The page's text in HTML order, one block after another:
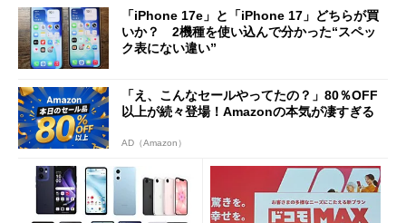
「iPhone 17e」と「iPhone 17」どちらが買
いか？ 2機種を使い込んで分かった“スペッ
ク表にない違い”
「え、こんなセールやってたの？」80％OFF
以上が続々登場！Amazonの本気が凄すぎる
AD（Amazon）